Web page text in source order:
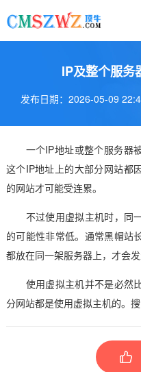
IP及整个服务
发布日期：2026-05-09
一个IP地址或整个服务器被
这个IP地址上的大部分网站都
的网站才可能受连累。
不过使用虚拟主机时，同
的可能性非常低。通常黑帽站
都放在同一架服务器上，才会
使用虚拟主机并不是必然
分网站都是使用虚拟主机的。